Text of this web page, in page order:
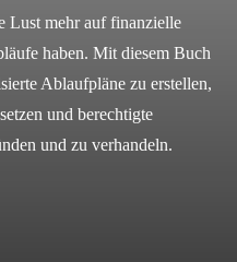
Lust mehr auf finanzielle
haben. Mit diesem Buch
Ablaufpläne zu erstellen,
und berechtigte
und zu verhandeln.